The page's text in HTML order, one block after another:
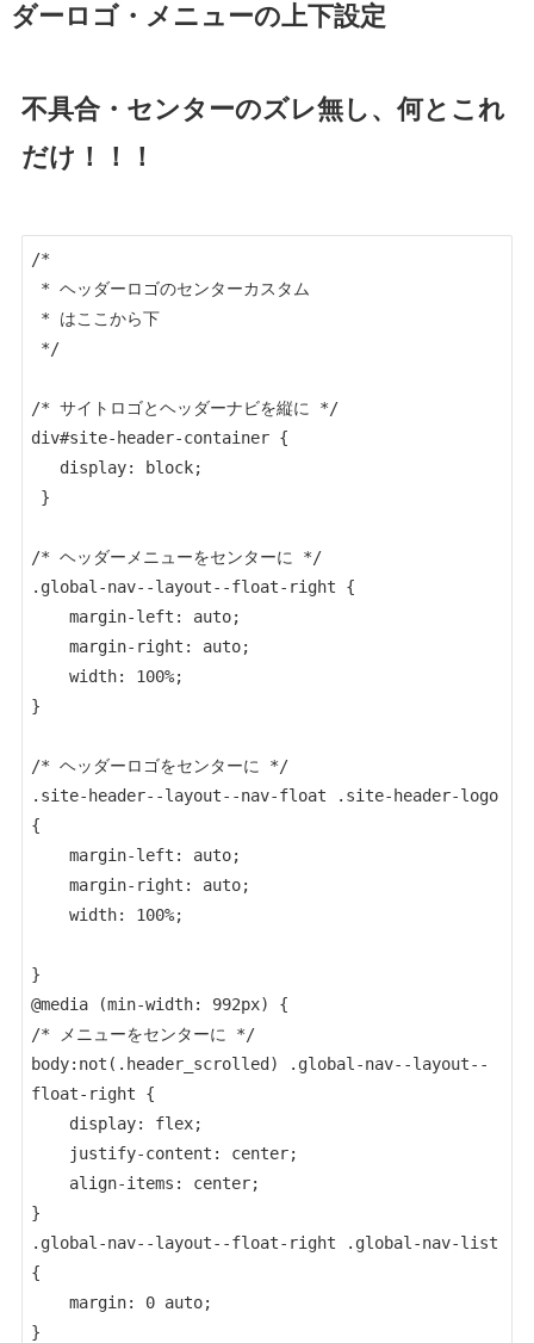
ダーロゴ・メニューの上下設定
不具合・センターのズレ無し、何とこれ
だけ！！！
/*
/* サイトロゴとヘッダーナビを縦に */
div#site-header-container {
/* ヘッダーメニューをセンターに */
.global-nav--layout--float-right {
}
/* ヘッダーロゴをセンターに */
.site-header--layout--nav-float .site-header-logo
{
}
@media (min-width: 992px) {
/* メニューをセンターに */
body:not(.header_scrolled) .global-nav--layout--
float-right {
}
.global-nav--layout--float-right .global-nav-list
{
}